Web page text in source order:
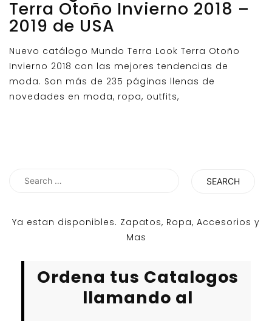
Terra Otoño Invierno 2018 –
2019 de USA
Nuevo catálogo Mundo Terra Look Terra Otoño
Invierno 2018 con las mejores tendencias de
moda. Son más de 235 páginas llenas de
novedades en moda, ropa, outfits,
Search
Ya estan disponibles. Zapatos, Ropa, Accesorios y
Mas
Ordena tus Catalogos
llamando al